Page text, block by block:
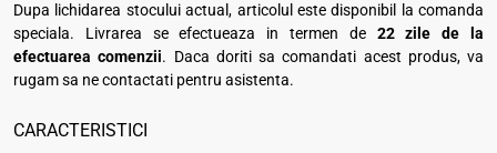
Dupa lichidarea stocului actual, articolul este disponibil la comanda
speciala. Livrarea se efectueaza in termen de 22 zile de la
efectuarea comenzii. Daca doriti sa comandati acest produs, va
rugam sa ne contactati pentru asistenta.
CARACTERISTICI